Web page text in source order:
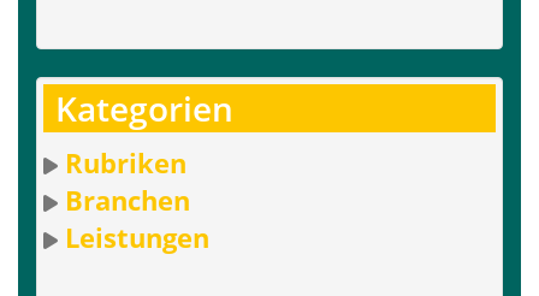
Kategorien
Rubriken
Branchen
Leistungen